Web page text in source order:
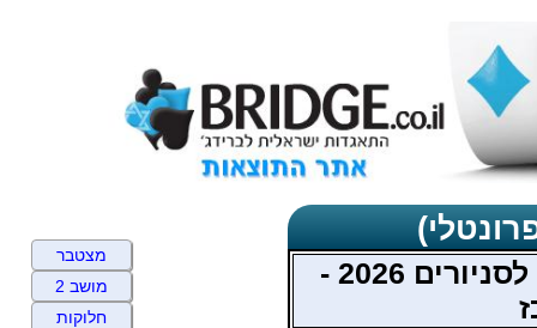
מוקדמות אליפות ישראל לסניורים 2026 -
מצטבר
מושב 2
חלוקות